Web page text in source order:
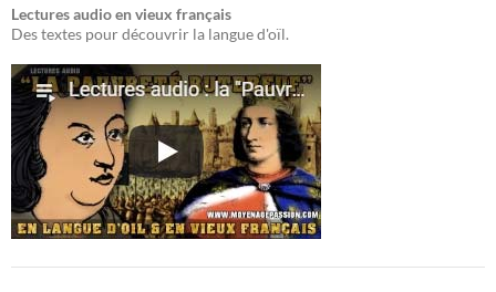
Lectures audio en vieux français
Des textes pour découvrir la langue d'oïl.